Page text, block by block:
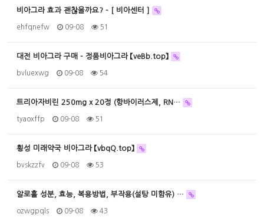
비아그라 효과 괜찮을까요? - [ 비아센터 ]
ehfqnefw 09-08 51
대전 비아그라 구매 - 정품비아그라 【veBb.top】
bvluexwg 09-08 54
트리아자비린 250mg x 20정 (항바이러스제, RN…
tyaoxffp 09-08 51
횡성 미래약국 비아그라 【vbqQ.top】
bvskzzfv 09-08 53
알로홀 성분, 효능, 복용방법, 부작용(설탕 미함유) …
ozwgpqls 09-08 43